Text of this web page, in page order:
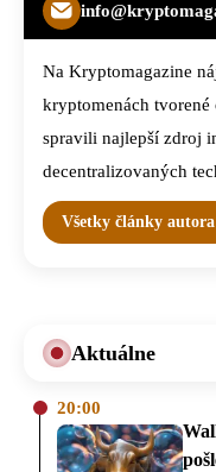
Na Kryptomagazine
kryptomenách
spravili najlepší zdroj
decentralizovaných
Všetky články autora
Aktuálne
20:00